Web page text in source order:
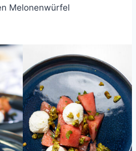
Melonenwürfel